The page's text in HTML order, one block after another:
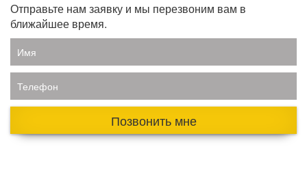
Отправьте нам заявку и мы перезвоним вам в
ближайшее время.
Имя
Телефон
Позвонить мне